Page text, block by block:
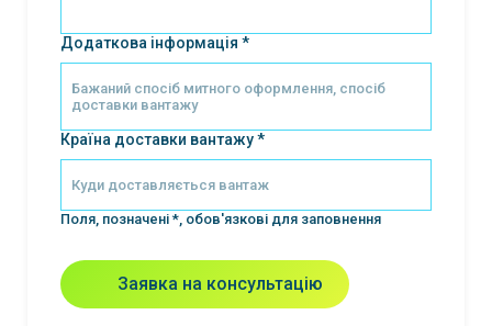
Додаткова інформація *
Країна доставки вантажу *
Поля, позначені *, обов'язкові для заповнення
Заявка на консультацію